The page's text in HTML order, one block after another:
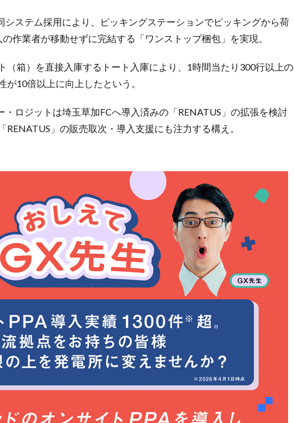
システム採用により、ピッキングステーションでピッキングから荷
作業者が移動せずに完結する「ワンストップ梱包」を実現。
（箱）を直接入庫するトート入庫により、1時間当たり300行以上の
10倍以上に向上したという。
・ロジットは埼玉草加FCへ導入済みの「RENATUS」の拡張を検討
」の販売取次・導入支援にも注力する構え。